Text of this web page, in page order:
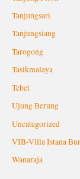
Tanjungsari
Tanjungsiang
Tarogong
Tasikmalaya
Tebet
Ujung Berung
Uncategorized
VIB-Villa Istana
Wanaraja